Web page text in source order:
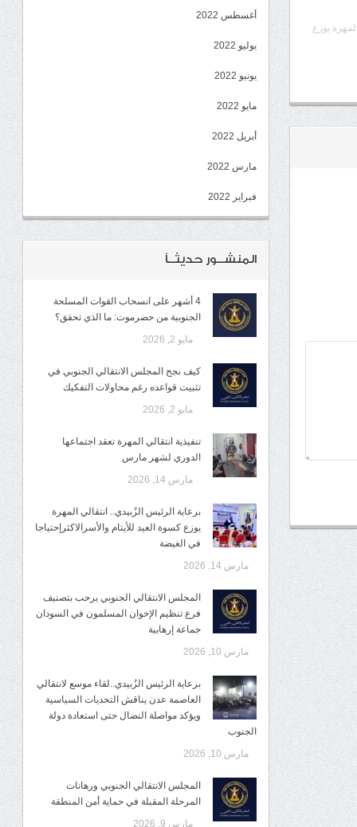
يوزع
أغسطس 2022
يوليو 2022
يونيو 2022
مايو 2022
أبريل 2022
مارس 2022
فبراير 2022
المنشــور حديثــاً
4 أشهر على انسحاب القوات المسلحة
الجنوبية من حضرموت: ما الذي تحقق؟
مايو 2, 2026
كيف نجح المجلس الانتقالي الجنوبي في
تثبيت قواعده رغم محاولات التفكيك
مايو 2, 2026
تنفيذية انتقالي المهرة تعقد اجتماعها
الدوري لشهر مارس
مارس 14, 2026
برعاية الرئيس الزُبيدي.. انتقالي المهرة
يوزع كسوة العيد للأيتام والأسرالاكثرإحتياجا
في الغيضة
مارس 14, 2026
المجلس الانتقالي الجنوبي يرحب بتصنيف
فرع تنظيم الإخوان المسلمون في السودان
جماعة إرهابية
مارس 10, 2026
برعاية الرئيس الزُبيدي..لقاء موسع لانتقالي
العاصمة عدن يناقش التحديات السياسية
ويؤكد مواصلة النضال حتى استعادة دولة
الجنوب
مارس 10, 2026
المجلس الانتقالي الجنوبي ورهانات
المرحلة المقبلة في حماية أمن المنطقة
مارس 9, 2026